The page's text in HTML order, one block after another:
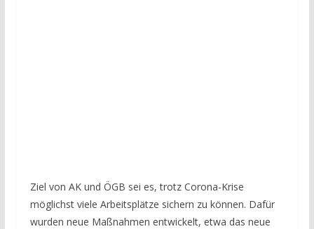
Ziel von AK und ÖGB sei es, trotz Corona-Krise
möglichst viele Arbeitsplätze sichern zu können. Dafür
wurden neue Maßnahmen entwickelt, etwa das neue